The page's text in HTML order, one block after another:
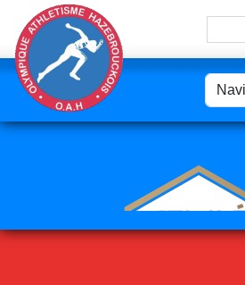
Panneau de gestion des cookies